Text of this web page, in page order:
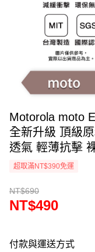
Motorola moto
全新升級 頂級
透氣 輕薄抗擊
超取滿NT$390免運
NT$690
NT$490
付款與運送方式